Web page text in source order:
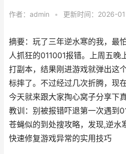
作者： admin • 更新时间：2026-
摘要：玩了三年逆水寒的我，最
人抓狂的011001报错。上周五晚
打副本，结果刚进游戏就弹出这
标摔了。不过经过几次折腾，现
今天就来跟大家掏心窝子分享下
教训：别被报错吓退第一次遇到
苍蝇似的到处搜攻略，发现,逆水
快速修复游戏异常的实用技巧